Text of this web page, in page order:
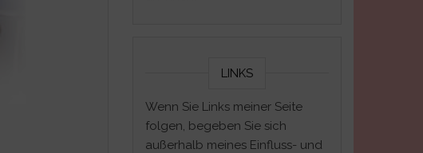
LINKS
Wenn Sie Links meiner Seite
folgen, begeben Sie sich
außerhalb meines Einfluss- und